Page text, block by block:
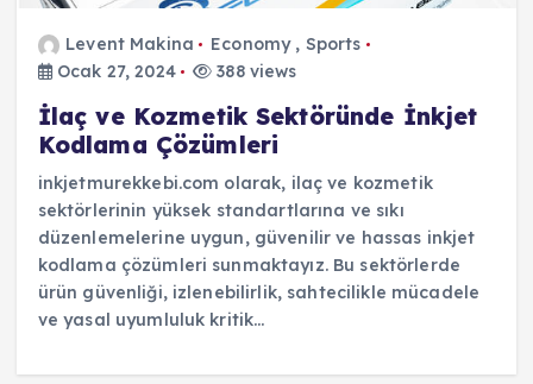
Levent Makina Economy, Sports
Ocak 27, 2024
388 views
İlaç ve Kozmetik Sektöründe İnkjet
Kodlama Çözümleri
inkjetmurekkebi.com olarak, ilaç ve kozmetik
sektörlerinin yüksek standartlarına ve sıkı
düzenlemelerine uygun, güvenilir ve hassas inkjet
kodlama çözümleri sunmaktayız. Bu sektörlerde
ürün güvenliği, izlenebilirlik, sahtecilikle mücadele
ve yasal uyumluluk kritik…